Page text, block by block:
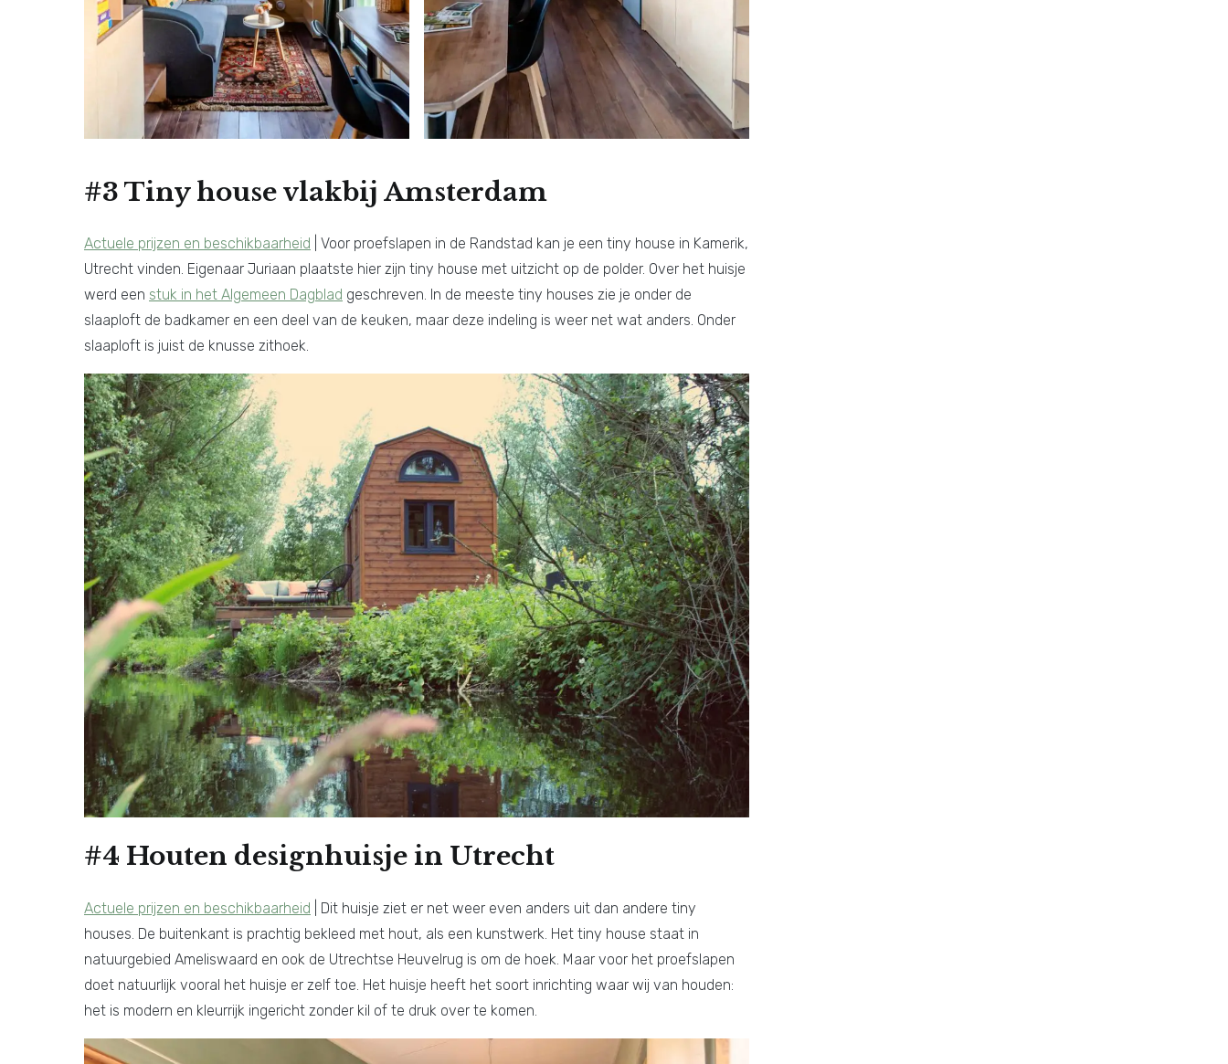
#3 Tiny house vlakbij Amsterdam
Actuele prijzen en beschikbaarheid
| Voor proefslapen in de Randstad kan je een tiny house in Kamerik,
Utrecht vinden. Eigenaar Juriaan plaatste hier zijn tiny house met uitzicht op de polder. Over het huisje
werd een stuk in het Algemeen Dagblad geschreven. In de meeste tiny houses zie je onder de
slaaploft de badkamer en een deel van de keuken, maar deze indeling is weer net wat anders. Onder
slaaploft is juist de knusse zithoek.
#4 Houten designhuisje in Utrecht
Actuele prijzen en beschikbaarheid | Dit huisje ziet er net weer even anders uit dan andere tiny
houses. De buitenkant is prachtig bekleed met hout, als een kunstwerk. Het tiny house staat in
natuurgebied Ameliswaard en ook de Utrechtse Heuvelrug is om de hoek. Maar voor het proefslapen
doet natuurlijk vooral het huisje er zelf toe. Het huisje heeft het soort inrichting waar wij van houden:
het is modern en kleurrijk ingericht zonder kil of te druk over te komen.